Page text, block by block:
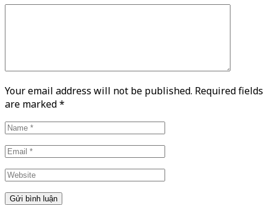
Your email address will not be published. Required fields
are marked*